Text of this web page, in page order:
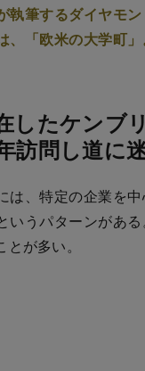
執筆するダイヤモ
、「欧米の大学町
したケンブ
訪問し道に
、特定の企業を
いうパターンがあ
が多い。